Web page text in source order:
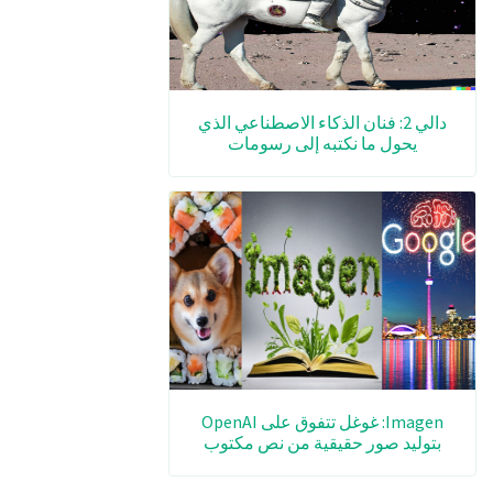
دالي 2: فنان الذكاء الاصطناعي الذي
يحول ما نكتبه إلى رسومات
Imagen: غوغل تتفوق على OpenAI
بتوليد صور حقيقية من نص مكتوب